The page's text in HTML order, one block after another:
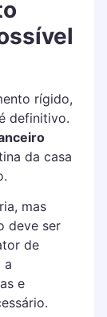
rígido,
definitivo.
da casa
mas
deve ser
de
a
e